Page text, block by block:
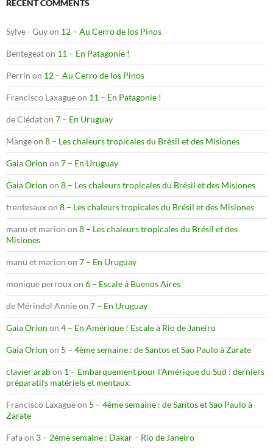
RECENT COMMENTS
Sylve - Guyon 12 – Au Cerro de los Pinos
Bentegeaton 11 – En Patagonie !
Perrin on 12 – Au Cerro de los Pinos
Francisco Laxagueon 11 – En Patagonie !
de Clédaton 7 – En Uruguay
Mangeon 8 – Les chaleurs tropicales du Brésil et des Misiones
Gaia Orion on 7 – En Uruguay
Gaia Orion on 8 – Les chaleurs tropicales du Brésil et des Misiones
trentesauxon 8 – Les chaleurs tropicales du Brésil et des Misiones
manu et marion on 8 – Les chaleurs tropicales du Brésil et des
Misiones
manu et marion on 7 – En Uruguay
monique perrouxon 6 – Escale à Buenos Aires
de Mérindol Annieon 7 – En Uruguay
Gaia Orion on 4 – En Amérique ! Escale à Rio de Janeiro
Gaia Orion on 5 – 4ème semaine : de Santos et Sao Paulo à Zarate
clavier arabon 1 – Embarquement pour l’Amérique du Sud : derniers
préparatifs matériels et mentaux.
Francisco Laxagueon 5 – 4ème semaine : de Santos et Sao Paulo à
Zarate
Fafaon 3 – 2ème semaine : Dakar – Rio de Janeiro